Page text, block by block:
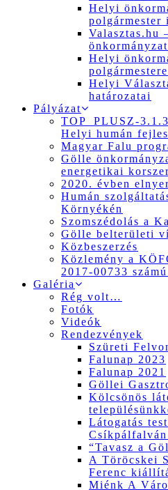
Helyi
polgármester
Valasztas.hu
Helyi
Helyi
határozatai
Pályázat
TOP_PLUSZ-
Helyi humán
Magyar Falu
Gölle
energetikai
2020. évben
Humán
Környékén
Szomszédolás a
Gölle belterületi
Közbeszerzés
Közlemény a
2017-00733
Galéria
Rég volt…
Fotók
Videók
Rendezvények
Szüreti
Falunap 2023
Falunap 2021
Göllei
Kölcsönös
Látogatás
“Tavasz a
A Töröcskei
Ferenc
Miénk A